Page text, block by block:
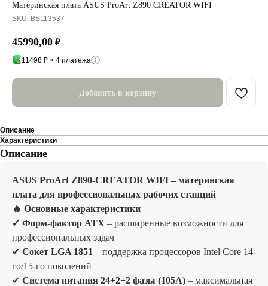
Материнская плата ASUS ProArt Z890 CREATOR WIFI
SKU: BS113537
45990,00 ₽
11498 ₽ × 4 платежа
Добавить в корзину
Описание
Характеристики
Описание
ASUS ProArt Z890-CREATOR WIFI – материнская
плата для профессиональных рабочих станций
🔥 Основные характеристики
✔ Форм-фактор ATX – расширенные возможности для
профессиональных задач
✔ Сокет LGA 1851 – поддержка процессоров Intel Core 14-
го/15-го поколений
✔ Система питания 24+2+2 фазы (105A) – максимальная